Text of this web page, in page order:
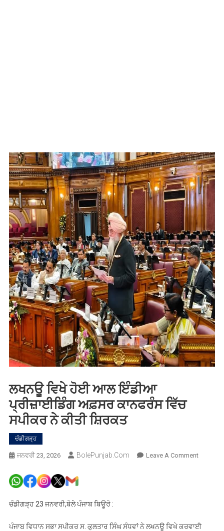
ਲਖਨਊ ਵਿਖੇ ਹੋਈ ਆਲ ਇੰਡੀਆ
ਪ੍ਰੀਜ਼ਾਈਡਿੰਗ ਅਫ਼ਸਰ ਕਾਨਫਰੰਸ ਵਿੱਚ
ਸਪੀਕਰ ਨੇ ਕੀਤੀ ਸ਼ਿਰਕਤ
ਚੰਡੀਗੜ੍ਹ
ਜਨਵਰੀ 23, 2026 BolePunjab.com Leave A CommentOn
ਚੰਡੀਗੜ੍ਹ 23 ਜਨਵਰੀ,ਬੋਲੇ ਪੰਜਾਬ ਬਿਊਰੋ :
ਪੰਜਾਬ ਵਿਧਾਨ ਸਭਾ ਸਪੀਕਰ ਸ. ਕੁਲਤਾਰ ਸਿੰਘ ਸੰਧਵਾਂ ਨੇ ਲਖਨਊ ਵਿਖੇ ਕਰਵਾਈ